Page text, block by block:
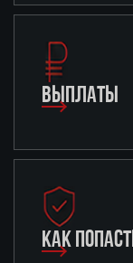
ВЫПЛАТЫ
КАК